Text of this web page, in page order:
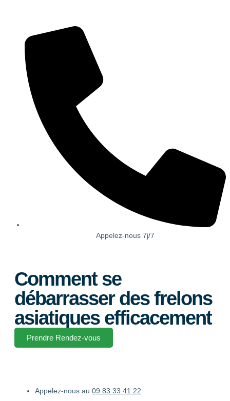
Appelez-nous 7j/7
Comment se
débarrasser des frelons
asiatiques efficacement
Prendre Rendez-vous
Appelez-nous au 09 83 33 41 22